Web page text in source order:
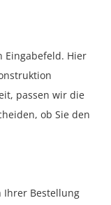
Eingabefeld. Hier
passen wir die
ob Sie den
Ihrer Bestellung